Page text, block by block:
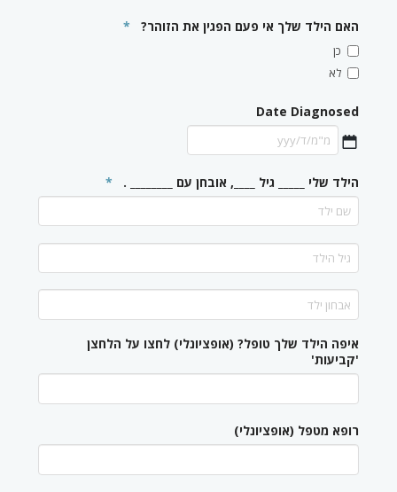
האם הילד שלך אי פעם הפגין את הזוהר? *
כן
לא
Date Diagnosed
נטוי
DD
של
MM
נטוי
YYYY
הילד שלי _____ גיל ____, אובחן עם ________ . *
גיל
איפה הילד שלך טופל? (אופציונלי) לחצו על הלחצן
'קביעות'
רופא מטפל (אופציונלי)